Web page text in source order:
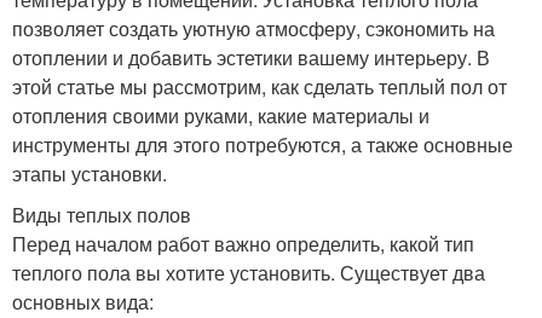
позволяет создать уютную атмосферу, сэкономить на
отоплении и добавить эстетики вашему интерьеру. В
этой статье мы рассмотрим, как сделать теплый пол от
отопления своими руками, какие материалы и
инструменты для этого потребуются, а также основные
этапы установки.
Виды теплых полов
Перед началом работ важно определить, какой тип
теплого пола вы хотите установить. Существует два
основных вида: